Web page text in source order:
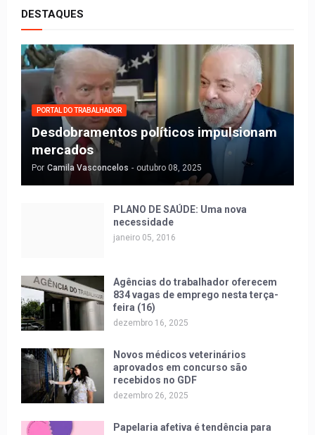
DESTAQUES
PORTAL DO TRABALHADOR
Desdobramentos políticos impulsionam
mercados
Por Camila Vasconcelos - outubro 08, 2025
PLANO DE SAÚDE: Uma nova
necessidade
janeiro 05, 2016
Agências do trabalhador oferecem
834 vagas de emprego nesta terça-
feira (16)
dezembro 16, 2025
Novos médicos veterinários
aprovados em concurso são
recebidos no GDF
dezembro 26, 2025
Papelaria afetiva é tendência para